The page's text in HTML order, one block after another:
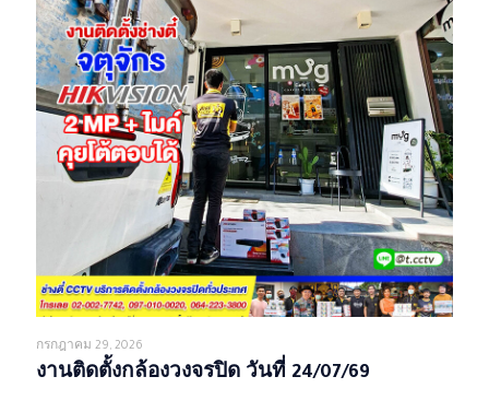
กรกฎาคม 29, 2026
งานติดตั้งกล้องวงจรปิด วันที่ 24/07/69